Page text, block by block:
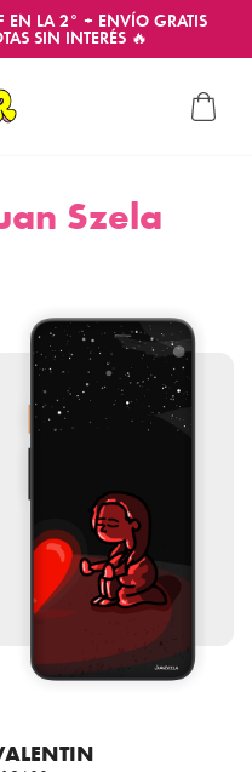
LA 2° + ENVÍO GRATIS
SIN INTERÉS 🔥
Szela